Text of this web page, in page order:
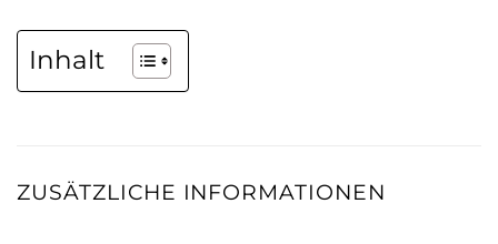
Inhalt
ZUSÄTZLICHE INFORMATIONEN